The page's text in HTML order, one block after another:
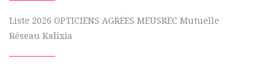
Liste 2026 OPTICIENS AGREES MEUSREC Mutuelle
Réseau Kalixia